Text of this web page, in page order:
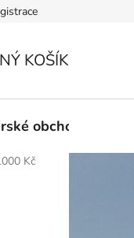
KOŠÍK
obchody
Kč